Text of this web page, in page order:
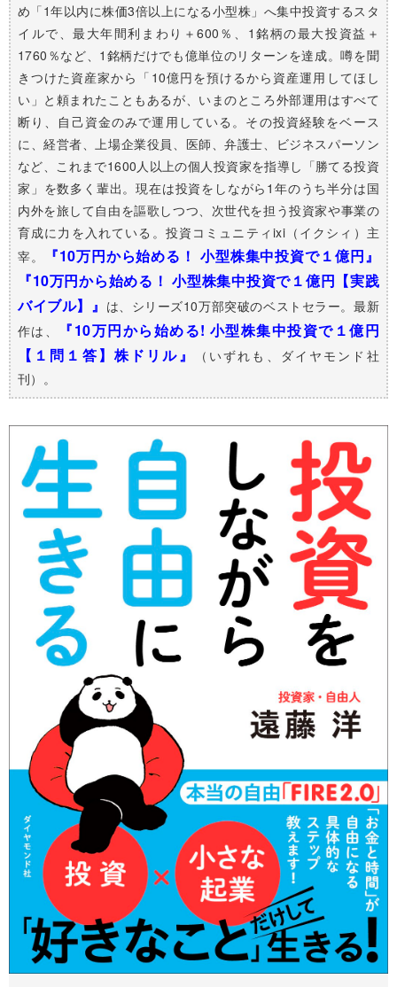
め「1年以内に株価3倍以上になる小型株」へ集中投資するスタ
イルで、最大年間利まわり＋600％、1銘柄の最大投資益＋
1760％など、1銘柄だけでも億単位のリターンを達成。噂を聞
きつけた資産家から「10億円を預けるから資産運用してほし
い」と頼まれたこともあるが、いまのところ外部運用はすべて
断り、自己資金のみで運用している。その投資経験をベース
に、経営者、上場企業役員、医師、弁護士、ビジネスパーソン
など、これまで1600人以上の個人投資家を指導し「勝てる投資
家」を数多く輩出。現在は投資をしながら1年のうち半分は国
内外を旅して自由を謳歌しつつ、次世代を担う投資家や事業の
育成に力を入れている。投資コミュニティixi（イクシィ）主
宰。
『10万円から始める！ 小型株集中投資で１億円』
『10万円から始める！ 小型株集中投資で１億円【実践
バイブル】』 は、シリーズ10万部突破のベストセラー。最新
作は、
『10万円から始める! 小型株集中投資で１億円
【１問１答】株ドリル』
（いずれも、ダイヤモンド社
刊）。